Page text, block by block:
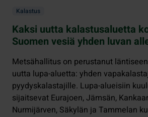
Kalastus
Kaksi uutta kalastusaluetta
Suomen vesiä yhden luvan
Metsähallitus on perustanut
uutta lupa-aluetta: yhden
pyydyskalastajille. Lupa-alueisiin
sijaitsevat Eurajoen, Jämsän,
Nurmijärven, Säkylän ja Tammelan